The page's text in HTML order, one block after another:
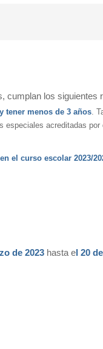
cumplan los siguientes
tener menos de 3 años .
acreditadas
el curso escolar 2023/
de 2023 hasta el 20